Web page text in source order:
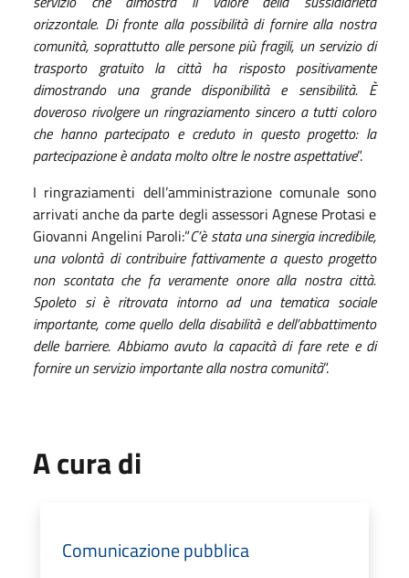
orizzontale. Di fronte alla possibilità di fornire alla nostra
comunità, soprattutto alle persone più fragili, un servizio di
trasporto gratuito la città ha risposto positivamente
dimostrando una grande disponibilità e sensibilità. È
doveroso rivolgere un ringraziamento sincero a tutti coloro
che hanno partecipato e creduto in questo progetto: la
partecipazione è andata molto oltre le nostre aspettative”.
I ringraziamenti dell’amministrazione comunale sono
arrivati anche da parte degli assessori Agnese Protasi e
Giovanni Angelini Paroli:”C’è stata una sinergia incredibile,
una volontà di contribuire fattivamente a questo progetto
non scontata che fa veramente onore alla nostra città.
Spoleto si è ritrovata intorno ad una tematica sociale
importante, come quello della disabilità e dell’abbattimento
delle barriere. Abbiamo avuto la capacità di fare rete e di
fornire un servizio importante alla nostra comunità”.
A cura di
Comunicazione pubblica